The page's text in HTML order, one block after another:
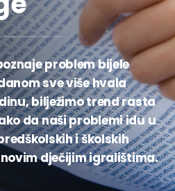
problem bijele
sve više hvala
bilježimo trend rasta
da naši problemi idu u
i školskih
dječijim igralištima.